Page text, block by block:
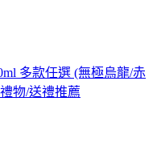
多款任選 (無極烏龍/赤
物/送禮推薦